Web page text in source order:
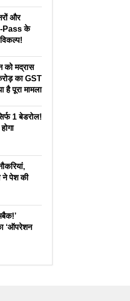
और
Pass के
को मद्रास
का GST
है पूरा मामला
1 बेडरोल!
ने पेश की
‘ऑपरेशन